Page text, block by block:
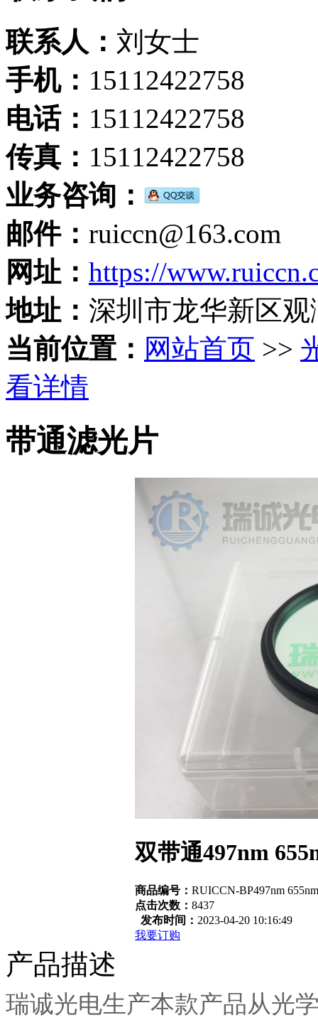
联系人： 刘女士
手机： 15112422758
电话： 15112422758
传真： 15112422758
业务咨询：
邮件： ruiccn@163.com
网址： https://
地址： 深圳市龙华新区
当前位置： 网站首页 >>
看详情
带通滤光片
双带通497nm
商品编号： RUICCN-BP497nm 655nm
点击次数： 8437
发布时间： 2023-04-20 10:16:49
我要订购
产品描述
瑞诚光电生产本款产品从光